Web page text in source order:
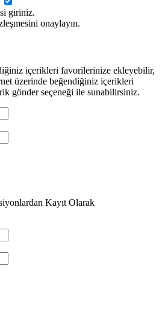
giriniz.
onaylayın.
içerikleri favorilerinize ekleyebilir,
üzerinde beğendiğiniz içerikleri
gönder seçeneği ile sunabilirsiniz.
Kayıt Olarak